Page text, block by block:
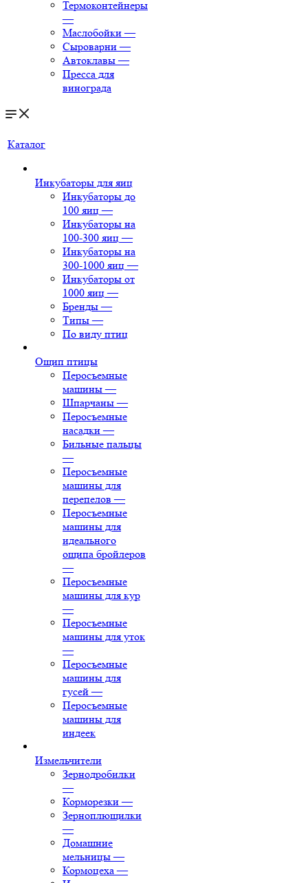
Термоконтейнеры
—
Маслобойки —
Сыроварни —
Автоклавы —
Пресса для
винограда
Каталог
Инкубаторы для яиц
Инкубаторы до
100 яиц —
Инкубаторы на
100-300 яиц —
Инкубаторы на
300-1000 яиц —
Инкубаторы от
1000 яиц —
Бренды —
Типы —
По виду птиц
Ощип птицы
Перосъемные
машины —
Шпарчаны —
Перосъемные
насадки —
Бильные пальцы
—
Перосъемные
машины для
перепелов —
Перосъемные
машины для
идеального
ощипа бройлеров
—
Перосъемные
машины для кур
—
Перосъемные
машины для уток
—
Перосъемные
машины для
гусей —
Перосъемные
машины для
индеек
Измельчители
Зернодробилки
—
Корморезки —
Зерноплющилки
—
Домашние
мельницы —
Кормоцеха —